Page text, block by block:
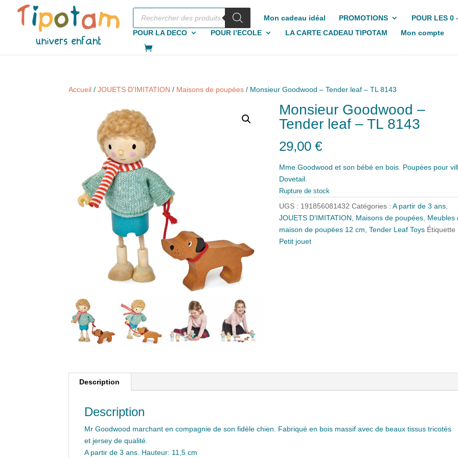
Recherche
produits
Mon cadeau idéal PROMOTIONS
POUR LES 0
POUR LA DECO
POUR l’ECOLE LA CARTE CADEAU TIPOTAM Mon compte
Accueil /JOUETS D'IMITATION / Maisons de poupées / Monsieur Goodwood – Tender leaf – TL 8143
Monsieur Goodwood –
Tender leaf – TL 8143
29,00€
Mme Goodwood et son bébé en bois. Poupées pour
Dovetail.
Rupture de stock
UGS : 191856081432 Catégories :A partir de 3 ans,
JOUETS D'IMITATION, Maisons de poupées, Meubles
maison de poupées 12 cm,Tender Leaf Toys Étiquette
Petit jouet
Description
Description
Mr Goodwood marchant en compagnie de son fidèle chien. Fabriqué en bois massif avec de beaux tissus tricotés
et jersey de qualité.
A partir de 3 ans. Hauteur: 11,5 cm